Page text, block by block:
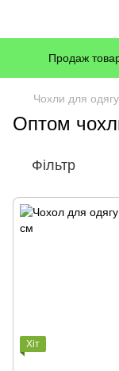
Продаж
Чохли для одягу
Оптом
Фільтр
Хіт